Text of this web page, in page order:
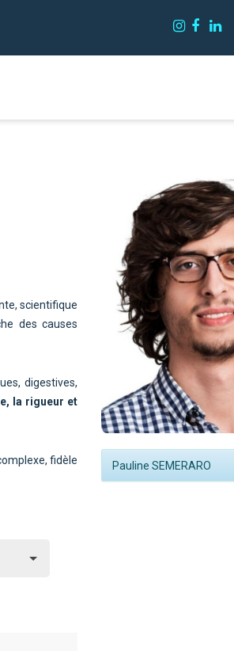
scientifique
des causes
digestives,
la rigueur et
, fidèle
Pauline SEMERARO